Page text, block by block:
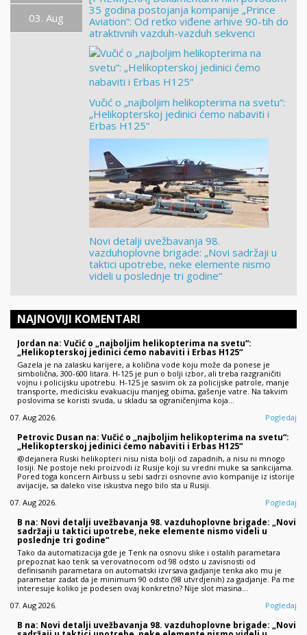
03. Aug
35 godina postojanja kompanije „Prince
Aviation“: Od retko viđene arhive 90-tih do
atraktivnih vazduh-vazduh sekvenci
Vučić o „najboljim helikopterima na svetu“:
„Helikopterskoj jedinici ćemo nabaviti i
Erbas H125“
Novi detalji uvežbavanja 98.
vazduhoplovne brigade: „Novi sadržaji u
taktici upotrebe, neke elemente nismo
videli u poslednje tri godine“
NAJNOVIJI KOMENTARI
Jordan na: Vučić o „najboljim helikopterima na svetu“:
„Helikopterskoj jedinici ćemo nabaviti i Erbas H125“
Gazela je na zalasku karijere, a količina vode koju može da ponese je
simbolična, 300-600 litara. H-125 je pun o bolji izbor, ali treba razgraničiti
vojnu i policijsku upotrebu. H-125 je sasvim ok za policijske patrole, manje
transporte, medicisku evakuaciju manjeg obima, gašenje vatre. Na takvim
poslovima se koristi svuda, u skladu sa ograničenjima koja…
07. Aug 2026.
Pogledaj
Petrovic Dusan na: Vučić o „najboljim helikopterima na svetu“:
„Helikopterskoj jedinici ćemo nabaviti i Erbas H125“
@dejanera Ruski helikopteri nisu nista bolji od zapadnih, a nisu ni mnogo
losiji. Ne postoje neki proizvodi iz Rusije koji su vredni muke sa sankcijama.
Pored toga koncern Airbuss u sebi sadrzi osnovne avio kompanije iz istorije
avijacije, sa daleko vise iskustva nego bilo sta u Rusiji.
07. Aug 2026.
Pogledaj
B na: Novi detalji uvežbavanja 98. vazduhoplovne brigade: „Novi
sadržaji u taktici upotrebe, neke elemente nismo videli u
poslednje tri godine“
Tako da automatizacija gde je Tenk na osnovu slike i ostalih parametara
prepoznat kao tenk sa verovatnocom od 98 odsto u zavisnosti od
definisanih parametara on automatski izvrsava gadjanje tenka ako mu je
parametar zadat da je minimum 90 odsto (98 utvrdjenih) za gadjanje. Pa me
interesuje koliko je podesen ovaj konkretno? Nije slot masina…
07. Aug 2026.
Pogledaj
B na: Novi detalji uvežbavanja 98. vazduhoplovne brigade: „Novi